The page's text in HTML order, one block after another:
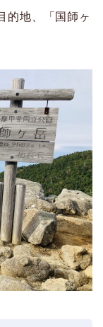
的地、「国師ヶ